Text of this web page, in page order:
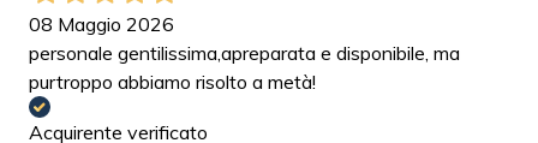
08 Maggio 2026
personale gentilissima,apreparata e disponibile, ma
purtroppo abbiamo risolto a metà!
Acquirente verificato